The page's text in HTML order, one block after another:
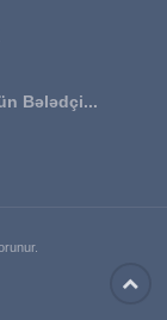
Bələdçi...